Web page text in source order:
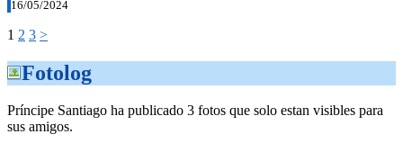
16/05/2024
1 2 3 >
Fotolog
Príncipe Santiago ha publicado 3 fotos que solo estan visibles para
sus amigos.